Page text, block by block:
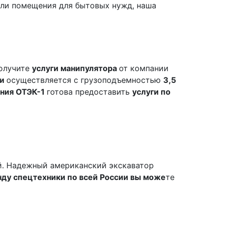
помещения для бытовых нужд, наша
услуги манипулятора от компании
осуществляется с грузоподъемностью 3,5
ОТЭК-1 готова предоставить услуги по
Надежный американский экскаватор
спецтехники по всей России вы можете